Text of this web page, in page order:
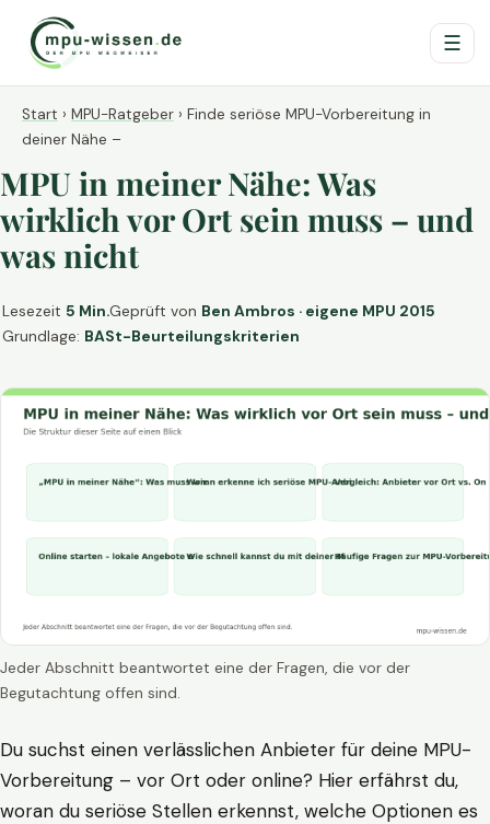
☰
Start › MPU-Ratgeber › Finde seriöse MPU-Vorbereitung in
deiner Nähe –
MPU in meiner Nähe: Was
wirklich vor Ort sein muss – und
was nicht
Lesezeit 5 Min.Geprüft von Ben Ambros · eigene MPU 2015
Grundlage: BASt-Beurteilungskriterien
Jeder Abschnitt beantwortet eine der Fragen, die vor der
Begutachtung offen sind.
Du suchst einen verlässlichen Anbieter für deine MPU-
Vorbereitung – vor Ort oder online? Hier erfährst du,
woran du seriöse Stellen erkennst, welche Optionen es